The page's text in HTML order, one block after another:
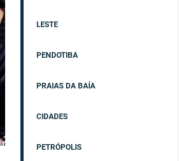
LESTE
PENDOTIBA
PRAIAS DA BAÍA
CIDADES
PETRÓPOLIS